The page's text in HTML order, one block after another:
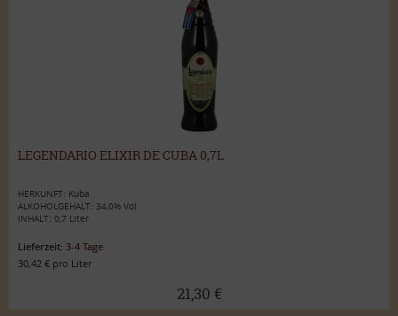
LEGENDARIO ELIXIR DE CUBA 0,7L
HERKUNFT: Kuba
ALKOHOLGEHALT: 34,0% Vol
INHALT: 0,7 Liter
Lieferzeit: 3-4 Tage
30,42 € pro Liter
21,30 €